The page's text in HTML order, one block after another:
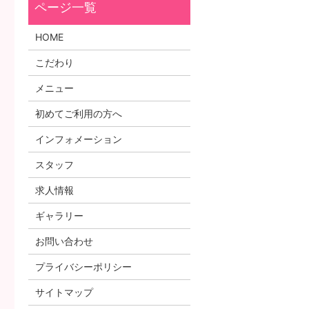
HOME
こだわり
メニュー
初めてご利用の方へ
インフォメーション
スタッフ
求人情報
ギャラリー
お問い合わせ
プライバシーポリシー
サイトマップ